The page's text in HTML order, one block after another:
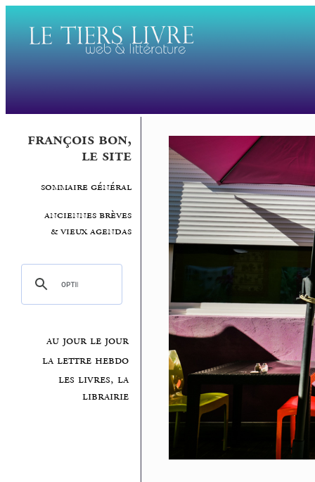
françois bon,
le site
sommaire général
anciennes brèves
& vieux agendas
au jour le jour
la lettre hebdo
les livres, la
librairie